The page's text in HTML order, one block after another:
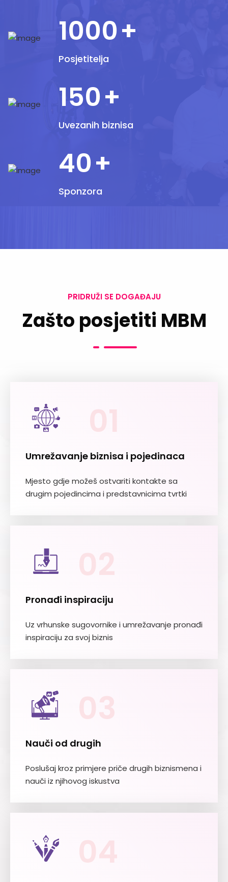
1000+
Posjetitelja
150+
Uvezanih biznisa
40+
Sponzora
PRIDRUŽI SE DOGAĐAJU
Zašto posjetiti MBM
Umrežavanje biznisa i pojedinaca
Mjesto gdje možeš ostvariti kontakte sa
drugim pojedincima i predstavnicima tvrtki
01
Pronađi inspiraciju
Uz vrhunske sugovornike i umrežavanje pronađi
inspiraciju za svoj biznis
02
Nauči od drugih
Poslušaj kroz primjere priče drugih biznismena i
nauči iz njihovog iskustva
03
04